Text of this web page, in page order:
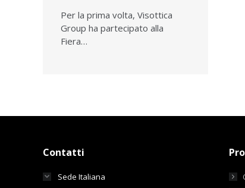
Per la prima volta, Visottica
Group ha partecipato alla
Fiera…
Contatti
Sede Italiana